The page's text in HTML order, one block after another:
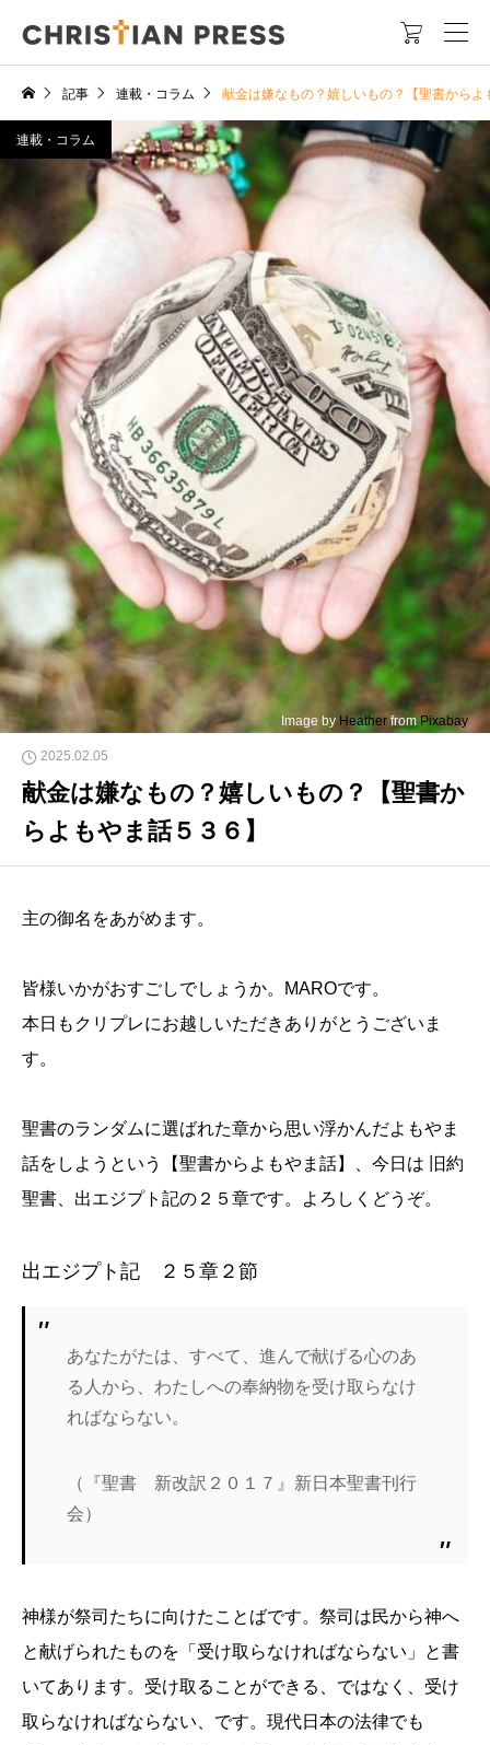

記事 連載・コラム 献金は嫌なもの？嬉しいもの？【聖書からよ
Image by Heather fromPixabay
連載・コラム
2025.02.05
献金は嫌なもの？嬉しいもの？【聖書か
らよもやま話５３６】
主の御名をあがめます。
皆様いかがおすごしでしょうか。MAROです。
本日もクリプレにお越しいただきありがとうございま
す。
聖書のランダムに選ばれた章から思い浮かんだよもやま
話をしようという【聖書からよもやま話】、今日は 旧約
聖書、出エジプト記の２５章です。よろしくどうぞ。
出エジプト記 ２５章２節
あなたがたは、すべて、進んで献げる心のあ
る人から、わたしへの奉納物を受け取らなけ
ればならない。
（『聖書 新改訳２０１７』新日本聖書刊行
会）
神様が祭司たちに向けたことばです。祭司は民から神へ
と献げられたものを「受け取らなければならない」と書
いてあります。受け取ることができる、ではなく、受け
取らなければならない、です。現代日本の法律でも